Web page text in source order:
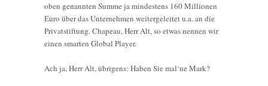
oben genannten Summe ja mindestens 160 Millionen
Euro über das Unternehmen weitergeleitet u.a. an die
Privatstiftung. Chapeau, Herr Alt, so etwas nennen wir
einen smarten Global Player.
Ach ja, Herr Alt, übrigens: Haben Sie mal‘ne Mark?